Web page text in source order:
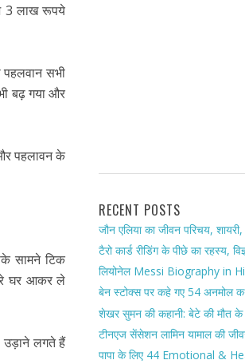
3 लाख रूपये
पहलवान सभी
बढ़ गया और
पहलावन के
सामने टिक
घर आकर ले
उड़ाने लगते हैं
RECENT POSTS
जौन एलिया का जीवन परिचय,
टैरो कार्ड रीडिंग के पीछे का रहस्य,
लियोनेल Messi Biography in
बेन स्टोक्स पर कहे गए 54 अनमोल
शेखर सुमन की कहानी: बेटे की मौत के
टीनएज सेंसेशन लामिन यामाल की
पापा के लिए 44 Emotional &